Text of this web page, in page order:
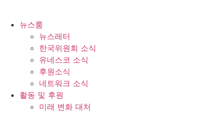
뉴스룸
뉴스레터
한국위원회 소식
유네스코 소식
후원소식
네트워크 소식
활동 및 후원
미래 변화 대처